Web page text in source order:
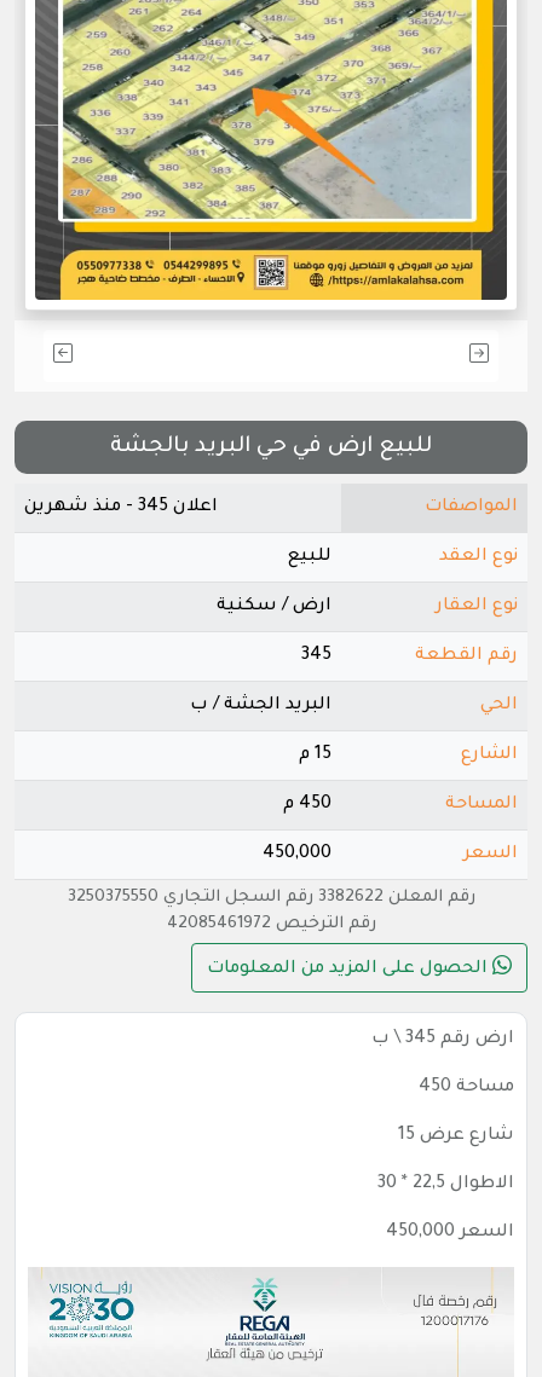
للبيع ارض في حي البريد بالجشة
المواصفات اعلان 345 - منذ شهرين
نوع العقد للبيع
نوع العقار ارض / سكنية
رقم القطعة 345
الحي البريد الجشة / ب
الشارع 15 م
المساحة 450 م
السعر 450,000
رقم المعلن 3382622 رقم السجل التجاري 3250375550
رقم الترخيص 42085461972
الحصول على المزيد من المعلومات
ارض رقم 345 \ ب
مساحة 450
شارع عرض 15
الاطوال 22,5 * 30
السعر 450,000